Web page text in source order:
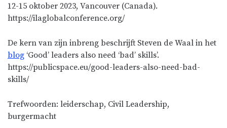
12-15 oktober 2023, Vancouver (Canada).
https://ilaglobalconference.org/
De kern van zijn inbreng beschrijft Steven de Waal in het
blog ‘Good’ leaders also need ‘bad’ skills’.
https://publicspace.eu/good-leaders-also-need-bad-
skills/
Trefwoorden: leiderschap, Civil Leadership,
burgermacht